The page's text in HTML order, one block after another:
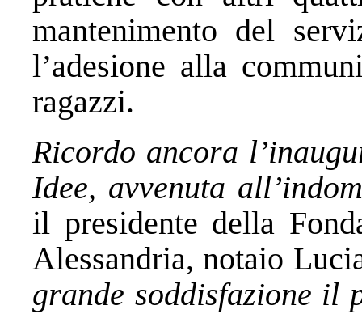
mantenimento del
l’adesione alla
ragazzi.
Ricordo ancora
Idee, avvenuta
il presidente della
Alessandria, notaio
grande soddisfazione il